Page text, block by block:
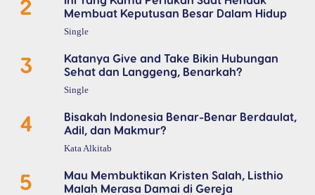
2
Membuat Keputusan Besar Dalam Hidup
Single
3
Katanya Give and Take Bikin Hubungan
Sehat dan Langgeng, Benarkah?
Single
4
Bisakah Indonesia Benar-Benar Berdaulat,
Adil, dan Makmur?
Kata Alkitab
5
Mau Membuktikan Kristen Salah, Listhio
Malah Merasa Damai di Gereja